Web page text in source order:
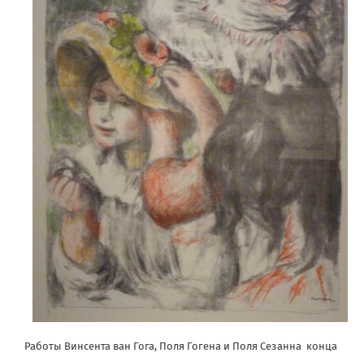
Работы Винсента ван Гога, Поля Гогена и Поля Сезанна конца